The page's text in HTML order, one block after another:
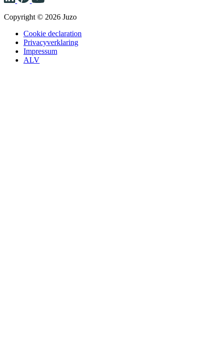
Copyright © 2026 Juzo
Cookie declaration
Privacyverklaring
Impressum
ALV